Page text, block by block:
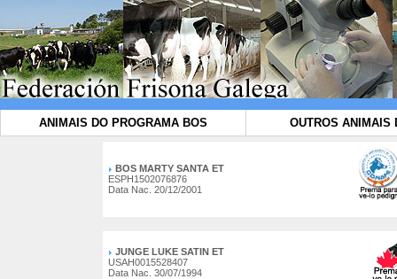
ANIMAIS DO PROGRAMA BOS OUTROS ANIMAIS
BOS MARTY SANTA ET
ESPH1502076876
Data Nac. 20/12/2001
JUNGE LUKE SATIN ET
USAH0015528407
Data Nac. 30/07/1994